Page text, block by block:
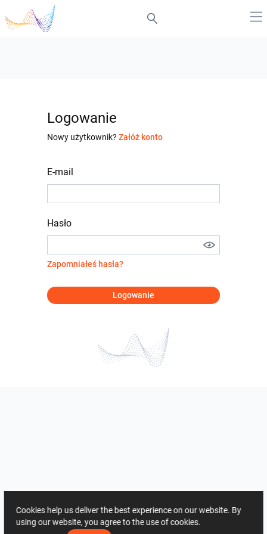
Logowanie
Nowy użytkownik? Załóż konto
E-mail
Hasło
Zapomniałeś hasła?
Logowanie
Cookies help us deliver the best experience on our website. By
using our website, you agree to the use of cookies.